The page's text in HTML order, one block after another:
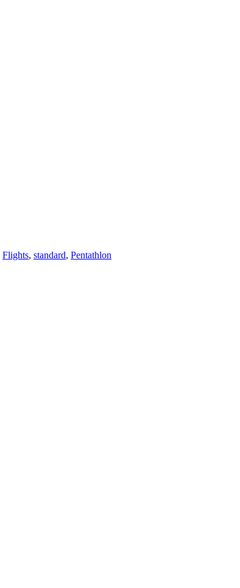
Flights, standard, Pentathlon